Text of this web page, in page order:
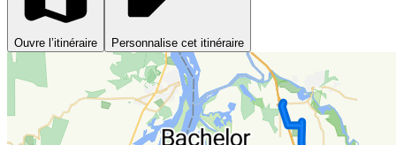
Ouvre l’itinéraire Personnalise cet itinéraire